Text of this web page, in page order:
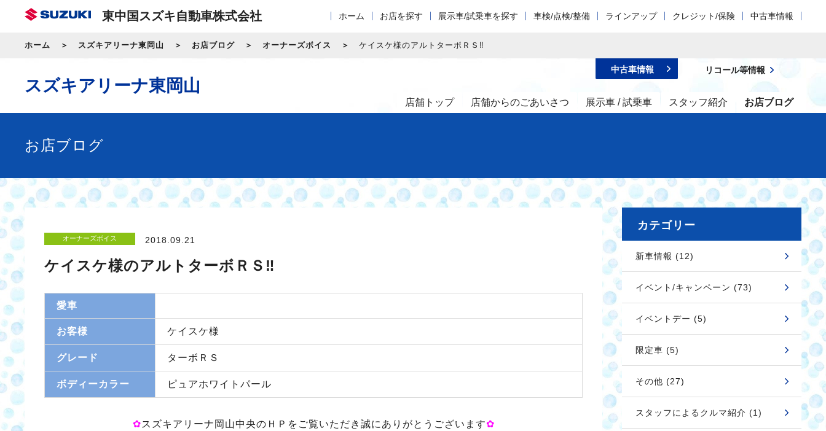
東中国スズキ自動車株式会社 ホーム お店を探す 展示車/試乗車を探す 車検/点検/整備 ラインアップ クレジット/保険 中古車情報
ホーム スズキアリーナ東岡山 お店ブログ オーナーズボイス ケイスケ様のアルトターボＲＳ‼
スズキアリーナ東岡山
店舗トップ 店舗からのごあいさつ 展示車 / 試乗車 スタッフ紹介 お店ブログ
中古車情報 リコール等情報
お店ブログ
オーナーズボイス 2018.09.21
ケイスケ様のアルトターボＲＳ‼
愛車
お客様 ケイスケ様
グレード ターボＲＳ
ボディーカラー ピュアホワイトパール
✿スズキアリーナ岡山中央のＨＰをご覧いただき誠にありがとうございます✿
カテゴリー
新車情報 (12)
イベント/キャンペーン (73)
イベントデー (5)
限定車 (5)
その他 (27)
スタッフによるクルマ紹介 (1)